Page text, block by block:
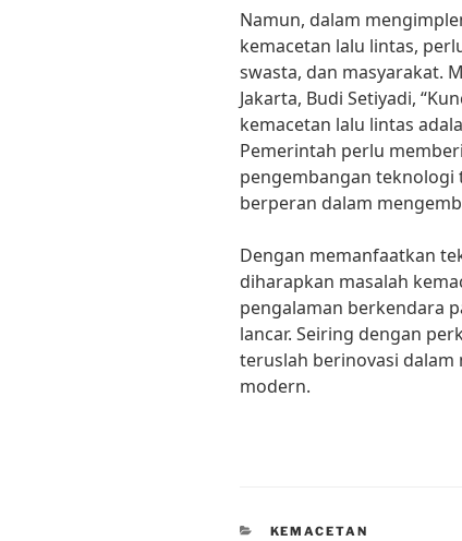
Namun, dalam
kemacetan lalu lintas,
swasta, dan masyarakat.
Jakarta, Budi Setiyadi,
kemacetan lalu lintas
Pemerintah perlu
pengembangan
berperan dalam
Dengan memanfaatkan
diharapkan masalah
pengalaman berkendara
lancar. Seiring dengan
teruslah berinovasi
modern.
CATEGORIES
KEMACETAN